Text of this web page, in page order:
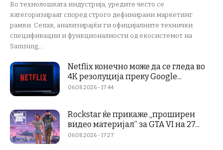
Во технолошката индустрија, уредите често се
категоризираат според строго дефинирани маркетинг
рамки. Сепак, анализирајќи ги официјалните технички
спецификации и функционалности од екосистемот на
Samsung,...
Netflix конечно може да се гледа во
4K резолуција преку Google...
06.08.2026 - 17:44
Rockstar ќе прикаже „проширен
видео материјал“ за GTA VI на 27...
06.08.2026 - 17:27